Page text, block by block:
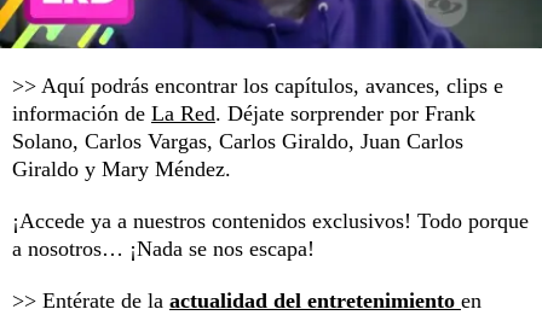
>> Aquí podrás encontrar los capítulos, avances, clips e
información de La Red. Déjate sorprender por Frank
Solano, Carlos Vargas, Carlos Giraldo, Juan Carlos
Giraldo y Mary Méndez.
¡Accede ya a nuestros contenidos exclusivos! Todo porque
a nosotros… ¡Nada se nos escapa!
>> Entérate de la actualidad del entretenimiento en